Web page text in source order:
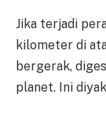
Jika terjadi
kilometer di
bergerak,
planet. Ini